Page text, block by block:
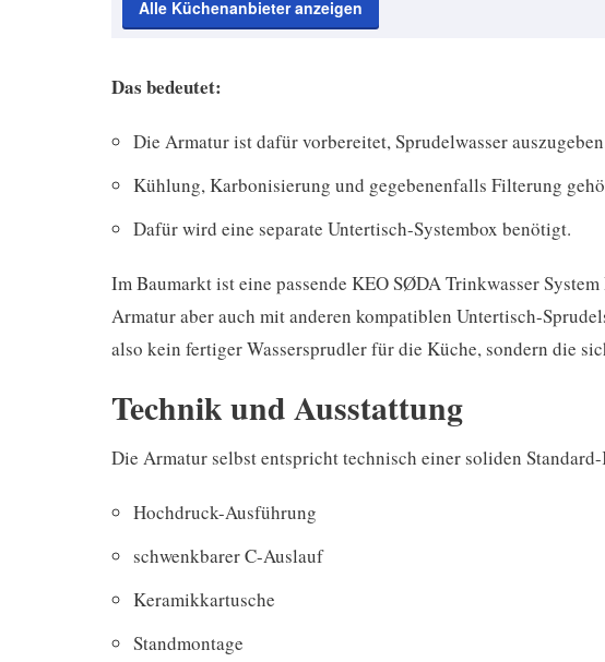
Alle Küchenanbieter anzeigen
Das bedeutet:
Die Armatur ist dafür vorbereitet, Sprudelwasser
Kühlung, Karbonisierung und gegebenenfalls Filterung
Dafür wird eine separate Untertisch-Systembox benötigt.
Im Baumarkt ist eine passende KEO SØDA Trinkwasser
Armatur aber auch mit anderen kompatiblen Untertisch-
also kein fertiger Wassersprudler für die Küche, sondern die
Technik und Ausstattung
Die Armatur selbst entspricht technisch einer soliden
Hochdruck-Ausführung
schwenkbarer C-Auslauf
Keramikkartusche
Standmontage